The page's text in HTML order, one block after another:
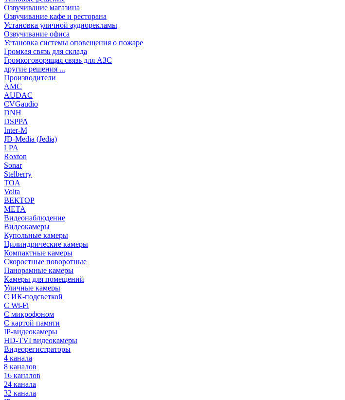
Озвучивание магазина
Озвучивание кафе и ресторана
Установка уличной аудиорекламы
Озвучивание офиса
Установка системы оповещения о пожаре
Громкая связь для склада
Громкоговорящая связь для АЗС
другие решения ...
Производители
AMC
AUDAC
CVGaudio
DNH
DSPPA
Inter-M
JD-Media (Jedia)
LPA
Roxton
Sonar
Stelberry
TOA
Volta
ВЕКТОР
МЕТА
Видеонаблюдение
Видеокамеры
Купольные камеры
Цилиндрические камеры
Компактные камеры
Скоростные поворотные
Панорамные камеры
Камеры для помещений
Уличные камеры
С ИК-подсветкой
С Wi-Fi
С микрофоном
С картой памяти
IP-видеокамеры
HD-TVI видеокамеры
Видеорегистраторы
4 канала
8 каналов
16 каналов
24 канала
32 канала